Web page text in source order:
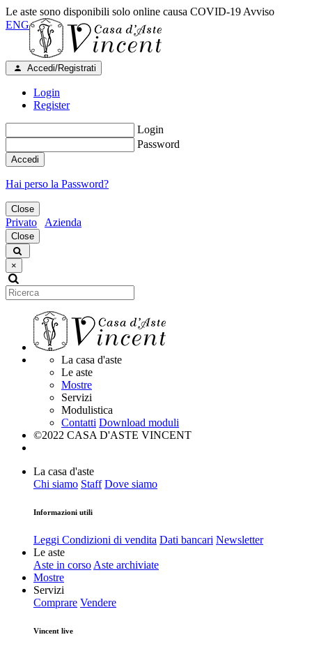
Le aste sono disponibili solo online causa COVID-19 Avviso
ENG
Accedi/Registrati
Login
Register
Login
Password
Accedi
Hai perso la Password?
Close
Privato Azienda
Close
×
La casa d'aste
Le aste
Mostre
Servizi
Modulistica
Contatti Download moduli
©2022 CASA D'ASTE VINCENT
La casa d'aste
Chi siamo Staff Dove siamo
Informazioni utili
Leggi Condizioni di vendita Dati bancari Newsletter
Le aste
Aste in corso Aste archiviate
Mostre
Servizi
Comprare Vendere
Vincent live